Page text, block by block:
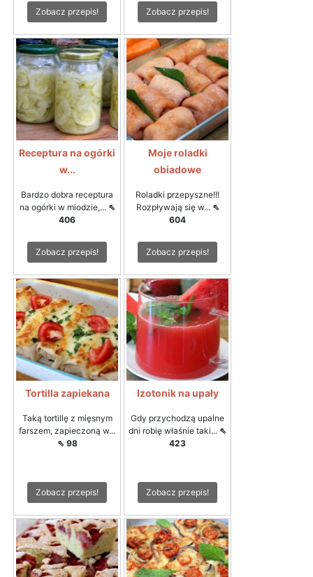
Zobacz przepis! Zobacz przepis!
Receptura na ogórki
w...
Bardzo dobra receptura
na ogórki w miodzie,... ⇖
406
Zobacz przepis!
Moje roladki
obiadowe
Roladki przepyszne!!!
Rozpływają się w... ⇖
604
Zobacz przepis!
Tortilla zapiekana
Taką tortillę z mięsnym
farszem, zapieczoną w...
⇖ 98
Zobacz przepis!
Izotonik na upały
Gdy przychodzą upalne
dni robię właśnie taki... ⇖
423
Zobacz przepis!